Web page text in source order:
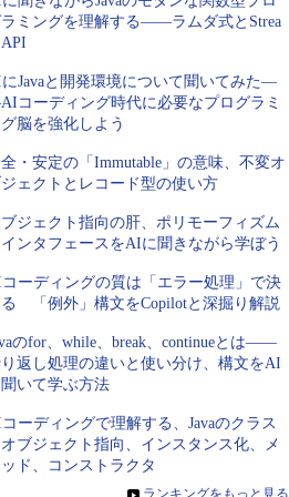
ミングを理解する――ラムダ式とStrea
Javaと開発環境について聞いてみた―
コーディング時代に必要なプログラミ
脳を強化しよう
・安定の「Immutable」の意味、不変オ
ェクトとレコード型の使い方
ジェクト指向の肝、ポリモーフィズム
ンタフェースをAIに聞きながら学ぼう
ーディングの質は「エラー処理」で決
「例外」構文をCopilotと深掘り解説
のfor、while、break、continueとは――
返し処理の違いと使い分け、構文をAI
いて学ぶ方法
ーディングで理解する、Javaのクラス
ブジェクト指向、インスタンス化、メ
ド、コンストラクタ
» ランキングをもっと見る